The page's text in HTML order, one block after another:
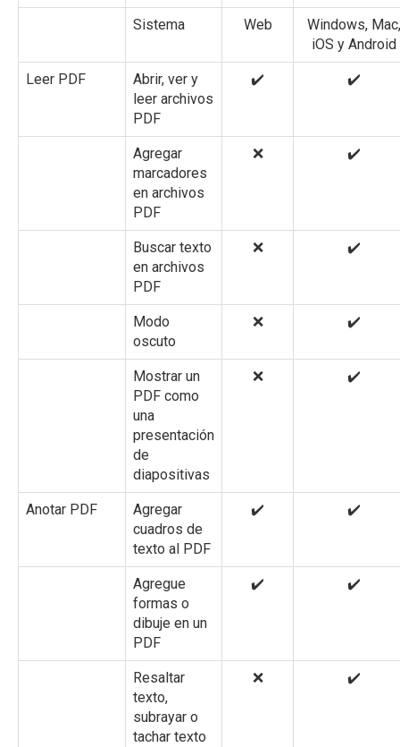
Sistema Web
Windows, Mac,
iOS y Android
Leer PDF
Abrir, ver y
leer archivos
PDF
✔️ ✔️
Agregar
marcadores
en archivos
PDF
❌ ✔️
Buscar texto
en archivos
PDF
❌ ✔️
Modo
oscuto
❌ ✔️
Mostrar un
PDF como
una
presentación
de
diapositivas
❌ ✔️
Anotar PDF
Agregar
cuadros de
texto al PDF
✔️ ✔️
Agregue
formas o
dibuje en un
PDF
✔️ ✔️
Resaltar
texto,
subrayar o
tachar texto
❌ ✔️